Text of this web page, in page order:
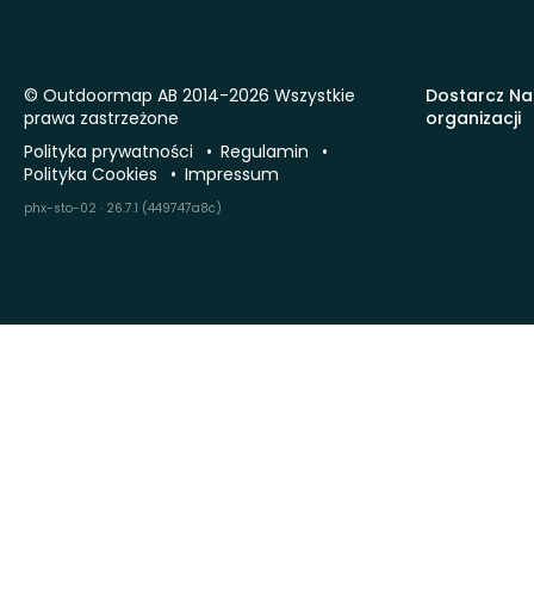
Dostarcz
organizacji
© Outdoormap AB 2014-2026 Wszystkie
prawa zastrzeżone
Polityka prywatności
Regulamin
Polityka Cookies
Impressum
phx-sto-02 · 26.7.1 (449747a8c)